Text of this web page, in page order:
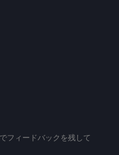
フィードバックを残して